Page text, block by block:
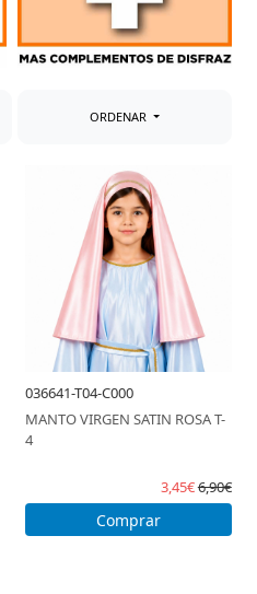
ORDENAR
036641-T04-C000
MANTO VIRGEN SATIN ROSA T-
4
3,45€6,90€
Comprar